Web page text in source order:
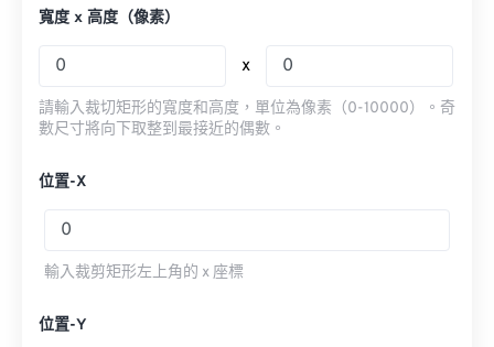
寬度 x 高度（像素）
x
請輸入裁切矩形的寬度和高度，單位為像素（0-10000）。奇
數尺寸將向下取整到最接近的偶數。
位置-X
輸入裁剪矩形左上角的 x 座標
位置-Y